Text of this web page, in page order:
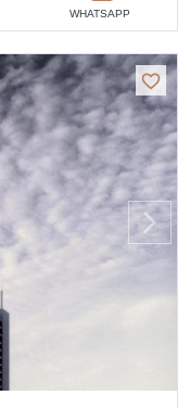
WHATSAPP